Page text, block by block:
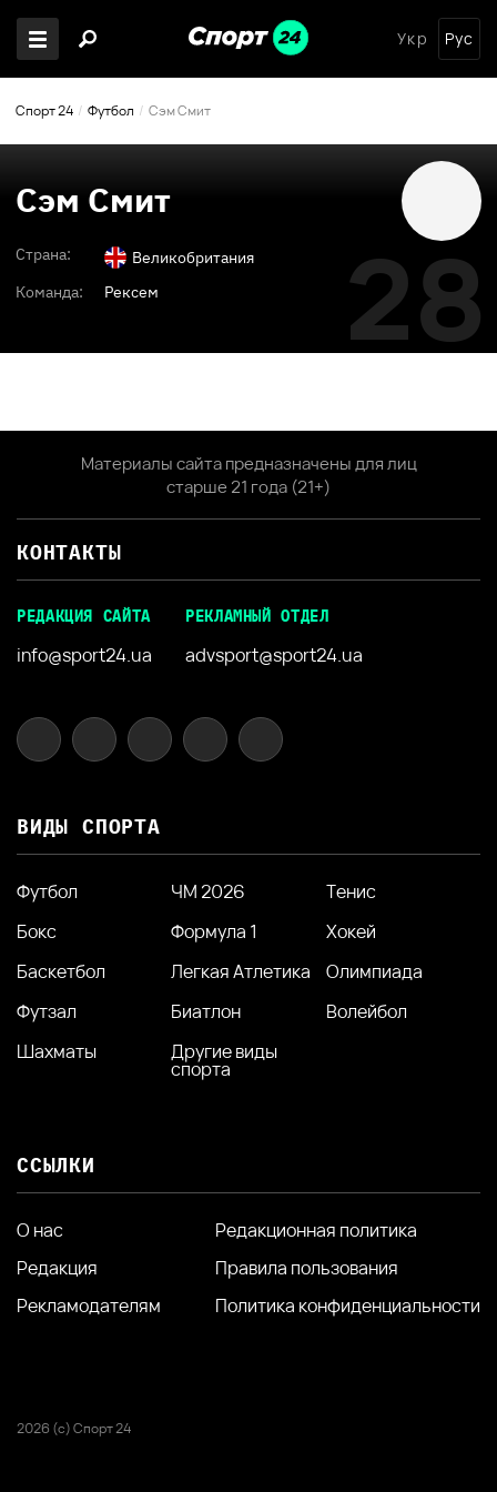
Укр Рус
Спорт 24 Футбол Сэм Смит
Сэм Смит
Страна:
Великобритания
Команда:
Рексем 28
Материалы сайта предназначены для лиц
старше 21 года (21+)
КОНТАКТЫ
РЕДАКЦИЯ САЙТА
info@sport24.ua
РЕКЛАМНЫЙ ОТДЕЛ
advsport@sport24.ua
ВИДЫ СПОРТА
Футбол ЧМ 2026
Тенис
Бокс
Формула 1
Хокей
Баскетбол
Легкая Атлетика
Олимпиада
Футзал
Биатлон
Волейбол
Шахматы
Другие виды
спорта
ССЫЛКИ
О нас
Редакция
Рекламодателям
Редакционная политика
Правила пользования
Политика конфиденциальности
2026 (с) Спорт 24